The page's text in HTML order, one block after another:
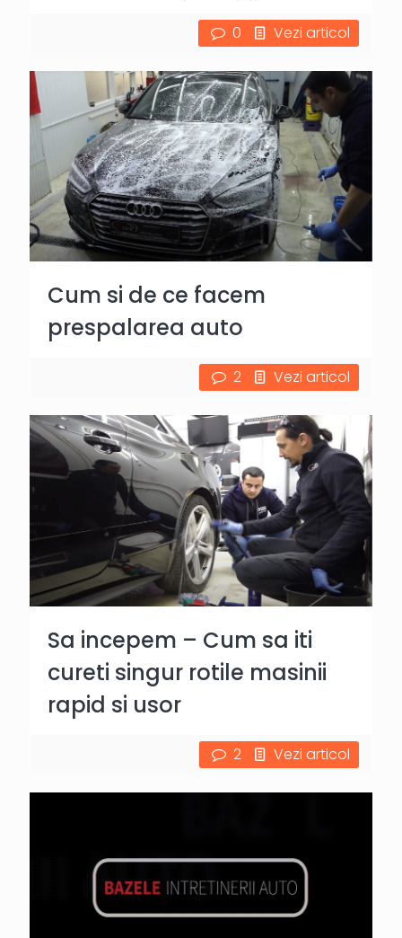
0 Vezi articol
Cum si de ce facem
prespalarea auto
2 Vezi articol
Sa incepem – Cum sa iti
cureti singur rotile masinii
rapid si usor
2 Vezi articol